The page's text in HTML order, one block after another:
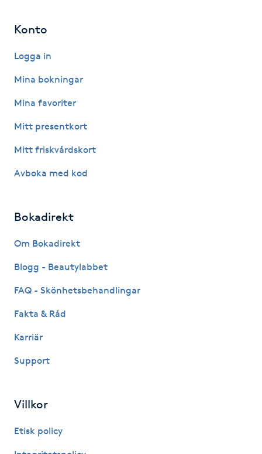
Medicinsk massage
Medium
Mesoterapi
Microshading
Mixfransar
Konto
Logga in
Mina bokningar
Mina favoriter
Mitt presentkort
Mitt friskvårdskort
Avboka med kod
Bokadirekt
Om Bokadirekt
Blogg - Beautylabbet
FAQ - Skönhetsbehandlingar
Fakta & Råd
Karriär
Support
Villkor
Etisk policy